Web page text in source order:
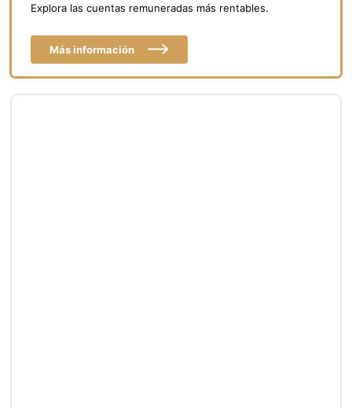
Explora las cuentas remuneradas más rentables.
Más información